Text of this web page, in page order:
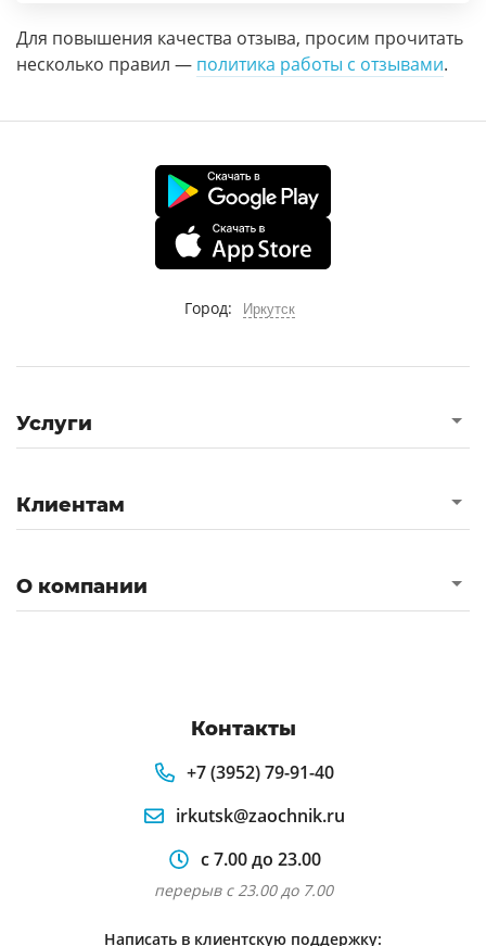
Для повышения качества отзыва, просим прочитать
несколько правил — политика работы с отзывами.
Город: Иркутск
Услуги
Клиентам
О компании
Контакты
+7 (3952) 79-91-40
irkutsk@zaochnik.ru
с 7.00 до 23.00
перерыв с 23.00 до 7.00
Написать в клиентскую поддержку: